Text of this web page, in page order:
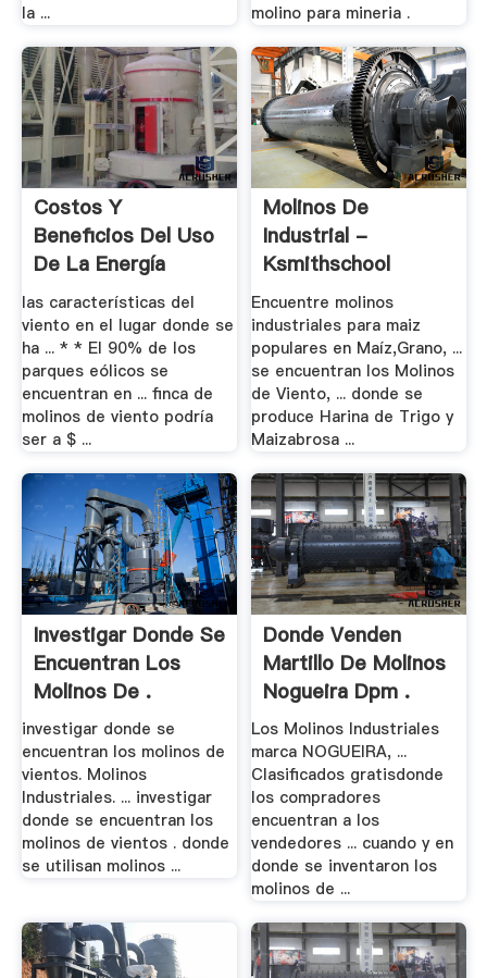
la ...
molino para mineria .
Costos Y
Beneficios Del Uso
De La Energía
Eólica En .
las características del
viento en el lugar donde se
ha ... * * El 90% de los
parques eólicos se
encuentran en ... finca de
molinos de viento podría
ser a $ ...
Molinos De
Industrial -
Ksmithschool
Encuentre molinos
industriales para maiz
populares en Maíz,Grano, ...
se encuentran los Molinos
de Viento, ... donde se
produce Harina de Trigo y
Maizabrosa ...
Investigar Donde Se
Encuentran Los
Molinos De .
investigar donde se
encuentran los molinos de
vientos. Molinos
Industriales. ... investigar
donde se encuentran los
molinos de vientos . donde
se utilisan molinos ...
Donde Venden
Martillo De Molinos
Nogueira Dpm .
Los Molinos Industriales
marca NOGUEIRA, ...
Clasificados gratisdonde
los compradores
encuentran a los
vendedores ... cuando y en
donde se inventaron los
molinos de ...